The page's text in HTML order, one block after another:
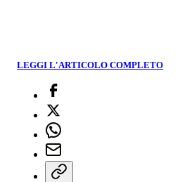
LEGGI L'ARTICOLO COMPLETO